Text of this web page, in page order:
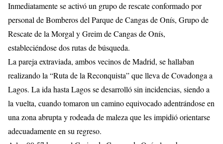
Inmediatamente se activó un grupo de rescate conformado por
personal de Bomberos del Parque de Cangas de Onís, Grupo de
Rescate de la Morgal y Greim de Cangas de Onís,
estableciéndose dos rutas de búsqueda.
La pareja extraviada, ambos vecinos de Madrid, se hallaban
realizando la “Ruta de la Reconquista” que lleva de Covadonga a
Lagos. La ida hasta Lagos se desarrolló sin incidencias, siendo a
la vuelta, cuando tomaron un camino equivocado adentrándose en
una zona abrupta y rodeada de maleza que les impidió orientarse
adecuadamente en su regreso.